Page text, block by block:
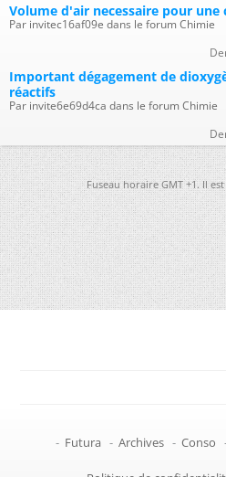
Volume d'air necessaire pour
Par invitec16af09e dans le forum Chimie
Important dégagement de
réactifs
Par invite6e69d4ca dans le forum Chimie
Fuseau horaire GMT +1. Il
- Futura - Archives - Conso